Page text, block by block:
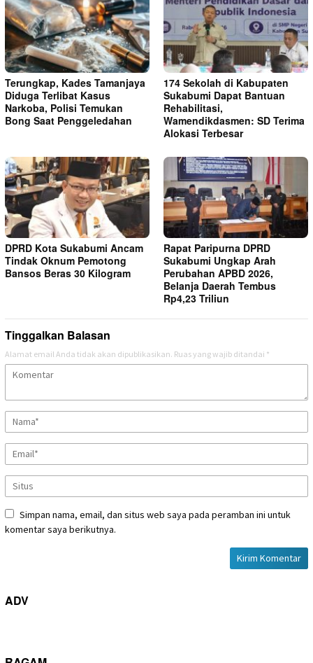
Terungkap, Kades Tamanjaya
Diduga Terlibat Kasus
Narkoba, Polisi Temukan
Bong Saat Penggeledahan
174 Sekolah di Kabupaten
Sukabumi Dapat Bantuan
Rehabilitasi,
Wamendikdasmen: SD Terima
Alokasi Terbesar
DPRD Kota Sukabumi Ancam
Tindak Oknum Pemotong
Bansos Beras 30 Kilogram
Rapat Paripurna DPRD
Sukabumi Ungkap Arah
Perubahan APBD 2026,
Belanja Daerah Tembus
Rp4,23 Triliun
Tinggalkan Balasan
Alamat email Anda tidak akan dipublikasikan. Ruas yang wajib ditandai *
Simpan nama, email, dan situs web saya pada peramban ini untuk
komentar saya berikutnya.
ADV